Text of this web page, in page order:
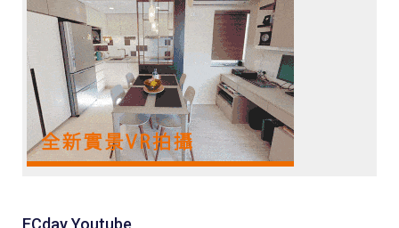
ECday Youtube